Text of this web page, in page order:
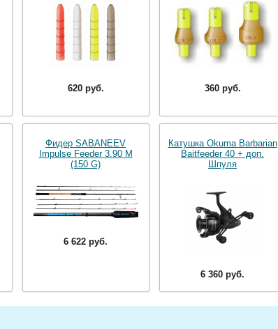
620 руб. 360 руб.
Фидер SABANEEV
Impulse Feeder 3.90 M
(150 G)
6 622 руб.
Катушка Okuma Barbarian
Baitfeeder 40 + доп.
Шпуля
6 360 руб.